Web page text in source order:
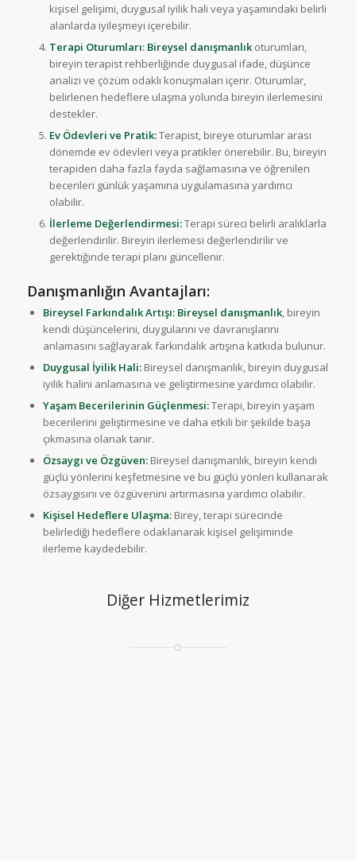
kişisel gelişimi, duygusal iyilik hali veya yaşamındaki belirli
alanlarda iyileşmeyi içerebilir.
Terapi Oturumları: Bireysel danışmanlıkoturumları,
bireyin terapist rehberliğinde duygusal ifade, düşünce
analizi ve çözüm odaklı konuşmaları içerir. Oturumlar,
belirlenen hedeflere ulaşma yolunda bireyin ilerlemesini
destekler.
Ev Ödevleri ve Pratik:Terapist, bireye oturumlar arası
dönemde ev ödevleri veya pratikler önerebilir. Bu, bireyin
terapiden daha fazla fayda sağlamasına ve öğrenilen
becerileri günlük yaşamına uygulamasına yardımcı
olabilir.
İlerleme Değerlendirmesi:Terapi süreci belirli aralıklarla
değerlendirilir. Bireyin ilerlemesi değerlendirilir ve
gerektiğinde terapi planı güncellenir.
Danışmanlığın Avantajları:
Bireysel Farkındalık Artışı: Bireysel danışmanlık, bireyin
kendi düşüncelerini, duygularını ve davranışlarını
anlamasını sağlayarak farkındalık artışına katkıda bulunur.
Duygusal İyilik Hali:Bireysel danışmanlık, bireyin duygusal
iyilik halini anlamasına ve geliştirmesine yardımcı olabilir.
Yaşam Becerilerinin Güçlenmesi:Terapi, bireyin yaşam
becerilerini geliştirmesine ve daha etkili bir şekilde başa
çıkmasına olanak tanır.
Özsaygı ve Özgüven:Bireysel danışmanlık, bireyin kendi
güçlü yönlerini keşfetmesine ve bu güçlü yönleri kullanarak
özsaygısını ve özgüvenini artırmasına yardımcı olabilir.
Kişisel Hedeflere Ulaşma:Birey, terapi sürecinde
belirlediği hedeflere odaklanarak kişisel gelişiminde
ilerleme kaydedebilir.
Diğer Hizmetlerimiz